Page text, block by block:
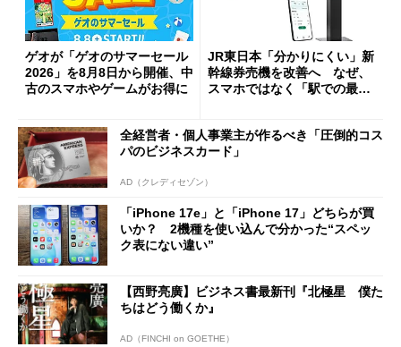
ゲオが「ゲオのサマーセール
2026」を8月8日から開催、中
古のスマホやゲームがお得に
JR東日本「分かりにくい」新
幹線券売機を改善へ なぜ、
スマホではなく「駅での最短
全経営者・個人事業主が作るべき「圧倒的コス
パのビジネスカード」
AD（クレディセゾン）
「iPhone 17e」と「iPhone 17」どちらが買
いか？ 2機種を使い込んで分かった“スペッ
ク表にない違い”
【西野亮廣】ビジネス書最新刊『北極星 僕た
ちはどう働くか』
AD（FINCHI on GOETHE）